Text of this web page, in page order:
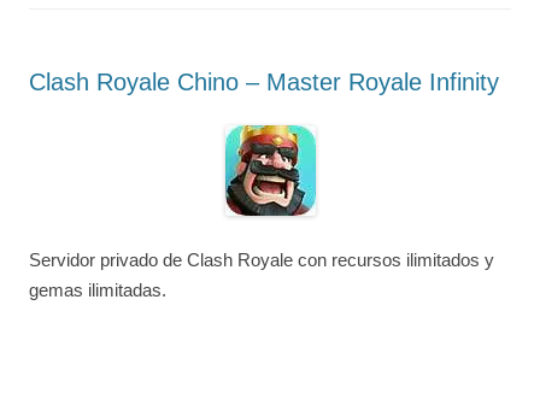
Clash Royale Chino – Master Royale Infinity
Servidor privado de Clash Royale con recursos ilimitados y
gemas ilimitadas.